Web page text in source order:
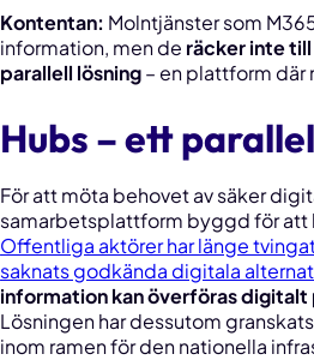
Kontentan: Molntjänster som
information, men de räcker inte
parallell lösning– en plattform där
Hubs – ett
För att möta behovet av säker
samarbetsplattform byggd för att
Offentliga aktörer har länge
saknats godkända digitala
information kan överföras
Lösningen har dessutom
inom ramen för den nationella